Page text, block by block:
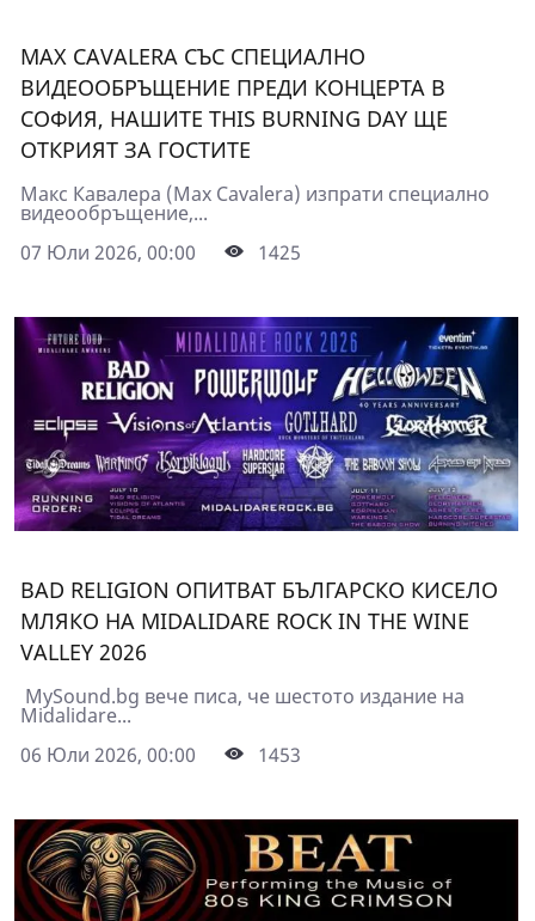
MAX CAVALERA СЪС СПЕЦИАЛНО
ВИДЕООБРЪЩЕНИЕ ПРЕДИ КОНЦЕРТА В
СОФИЯ, НАШИТЕ THIS BURNING DAY ЩЕ
ОТКРИЯТ ЗА ГОСТИТЕ
Макс Кавалера (Max Cavalera) изпрати специално
видеообръщение,...
07 Юли 2026, 00:00
1425
BAD RELIGION ОПИТВАТ БЪЛГАРСКО КИСЕЛО
МЛЯКО НА MIDALIDARE ROCK IN THE WINE
VALLEY 2026
MySound.bg вече писа, че шестото издание на
Midalidare...
06 Юли 2026, 00:00
1453